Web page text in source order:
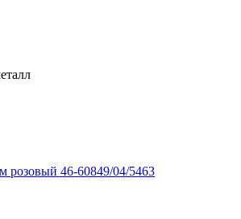
розовый 46-60849/04/5463